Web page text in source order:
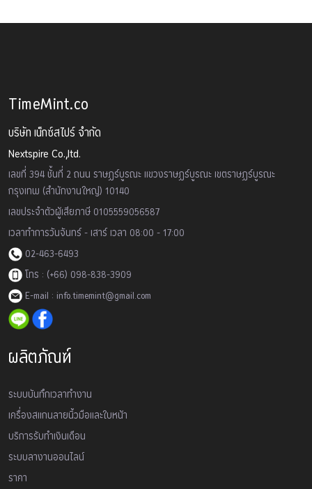
TimeMint.co
บริษัท เน็กซ์สไปร์ จำกัด
Nextspire Co.,ltd.
เลขที่ 394 ชั้นที่ 2 ถนน ราษฏร์บูรณะ แขวงราษฏร์บูรณะ เขตราษฏร์บูรณะ
กรุงเทพ (สำนักงานใหญ่) 10140
เลขประจำตัวผู้เสียภาษี 0105559056587
เวลาทำการวันจันทร์ - เสาร์ เวลา 08:00 - 17:00
02-463-6493
โทร : (+66) 098-838-3909
E-mail : info.timemint@gmail.com
ผลิตภัณฑ์
ระบบบันทึกเวลาทำงาน
เครื่องสเเกนลายนิ้วมือและใบหน้า
บริการรับทำเงินเดือน
ระบบลางานออนไลน์
ราคา